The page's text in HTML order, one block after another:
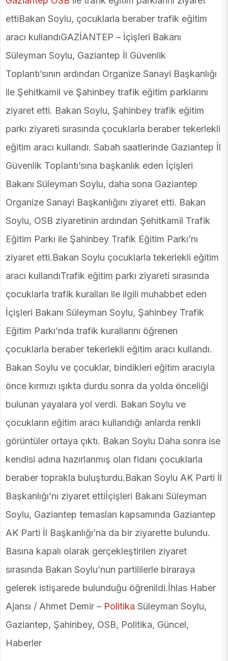
ettiBakan Soylu, çocuklarla beraber trafik eğitim
aracı kullandıGAZİANTEP – İçişleri Bakanı
Süleyman Soylu, Gaziantep İl Güvenlik
Toplantı’sının ardından Organize Sanayi Başkanlığı
ile Şehitkamil ve Şahinbey trafik eğitim parklarını
ziyaret etti. Bakan Soylu, Şahinbey trafik eğitim
parkı ziyareti sırasında çocuklarla beraber tekerlekli
eğitim aracı kullandı. Sabah saatlerinde Gaziantep İl
Güvenlik Toplantı’sına başkanlık eden İçişleri
Bakanı Süleyman Soylu, daha sona Gaziantep
Organize Sanayi Başkanlığını ziyaret etti. Bakan
Soylu, OSB ziyaretinin ardından Şehitkamil Trafik
Eğitim Parkı ile Şahinbey Trafik Eğitim Parkı’nı
ziyaret etti.Bakan Soylu çocuklarla tekerlekli eğitim
aracı kullandıTrafik eğitim parkı ziyareti sırasında
çocuklarla trafik kuralları ile ilgili muhabbet eden
İçişleri Bakanı Süleyman Soylu, Şahinbey Trafik
Eğitim Parkı’nda trafik kurallarını öğrenen
çocuklarla beraber tekerlekli eğitim aracı kullandı.
Bakan Soylu ve çocuklar, bindikleri eğitim aracıyla
önce kırmızı ışıkta durdu sonra da yolda önceliği
bulunan yayalara yol verdi. Bakan Soylu ve
çocukların eğitim aracı kullandığı anlarda renkli
görüntüler ortaya çıktı. Bakan Soylu Daha sonra ise
kendisi adına hazırlanmış olan fidanı çocuklarla
beraber toprakla buluşturdu.Bakan Soylu AK Parti İl
Başkanlığı’nı ziyaret ettiİçişleri Bakanı Süleyman
Soylu, Gaziantep temasları kapsamında Gaziantep
AK Parti İl Başkanlığı’na da bir ziyarette bulundu.
Basına kapalı olarak gerçekleştirilen ziyaret
sırasında Bakan Soylu’nun partililerle biraraya
gelerek istişarede bulunduğu öğrenildi.İhlas Haber
Ajansı / Ahmet Demir – Politika Süleyman Soylu,
Gaziantep, Şahinbey, OSB, Politika, Güncel,
Haberler